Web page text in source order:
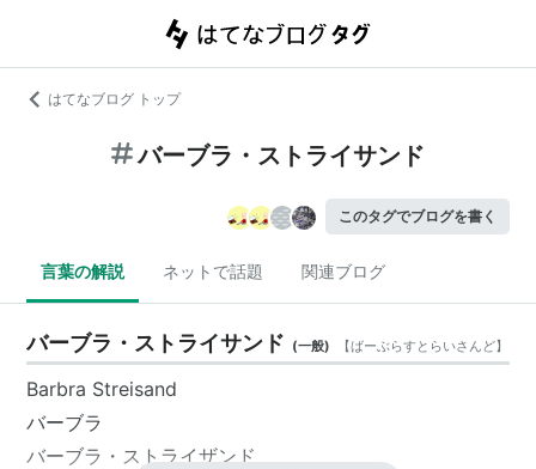
はてなブログ トップ
バーブラ・ストライサンド
このタグでブログを書く
言葉の解説 ネットで話題 関連ブログ
バーブラ・ストライサンド (一般) 【ばーぶらすとらいさんど】
Barbra Streisand
バーブラ
バーブラ・ストライザンド